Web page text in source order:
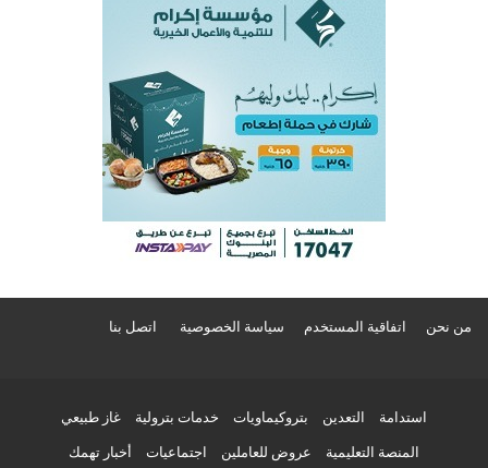
من نحن اتفاقية المستخدم سياسة الخصوصية اتصل بنا
استدامة التعدين بتروكيماويات خدمات بترولية غاز طبيعي
المنصة التعليمية عروض للعاملين اجتماعيات أخبار تهمك